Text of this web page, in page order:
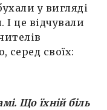
у вигляді
І це відчували
серед своїх:
Що їхній біль